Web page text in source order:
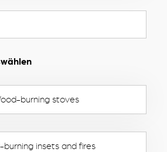
burning stoves
burning insets and fires